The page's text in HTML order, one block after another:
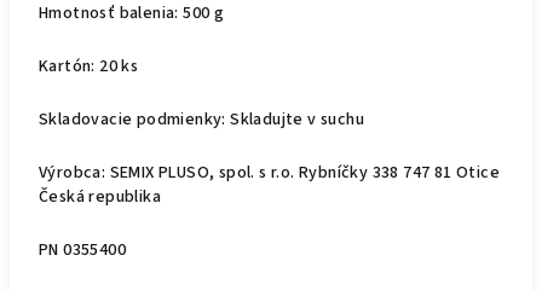
Hmotnosť balenia: 500 g
Kartón: 20 ks
Skladovacie podmienky: Skladujte v suchu
Výrobca: SEMIX PLUSO, spol. s r.o. Rybníčky 338 747 81 Otice
Česká republika
PN 0355400